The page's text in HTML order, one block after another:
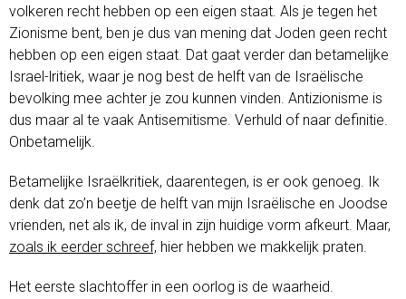
volkeren recht hebben op een eigen staat. Als je tegen het
Zionisme bent, ben je dus van mening dat Joden geen recht
hebben op een eigen staat. Dat gaat verder dan betamelijke
Israel-lritiek, waar je nog best de helft van de Israëlische
bevolking mee achter je zou kunnen vinden. Antizionisme is
dus maar al te vaak Antisemitisme. Verhuld of naar definitie.
Onbetamelijk.
Betamelijke Israëlkritiek, daarentegen, is er ook genoeg. Ik
denk dat zo’n beetje de helft van mijn Israëlische en Joodse
vrienden, net als ik, de inval in zijn huidige vorm afkeurt. Maar,
zoals ik eerder schreef, hier hebben we makkelijk praten.
Het eerste slachtoffer in een oorlog is de waarheid.